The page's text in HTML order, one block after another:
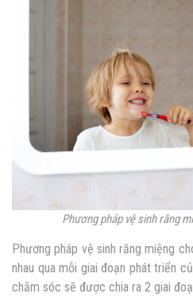
Phương pháp vệ sinh răng
Phương pháp vệ sinh răng miệng
nhau qua mỗi giai đoạn phát triển
chăm sóc sẽ được chia ra 2 giai